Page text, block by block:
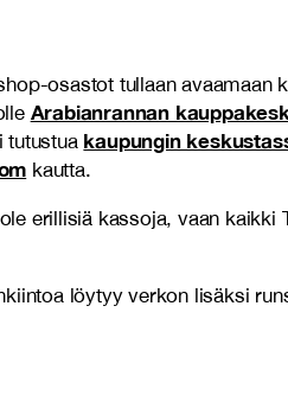
osastot tullaan avaamaan
Arabianrannan
tutustua kaupungin
kautta.
erillisiä kassoja, vaan kaikki
löytyy verkon lisäksi